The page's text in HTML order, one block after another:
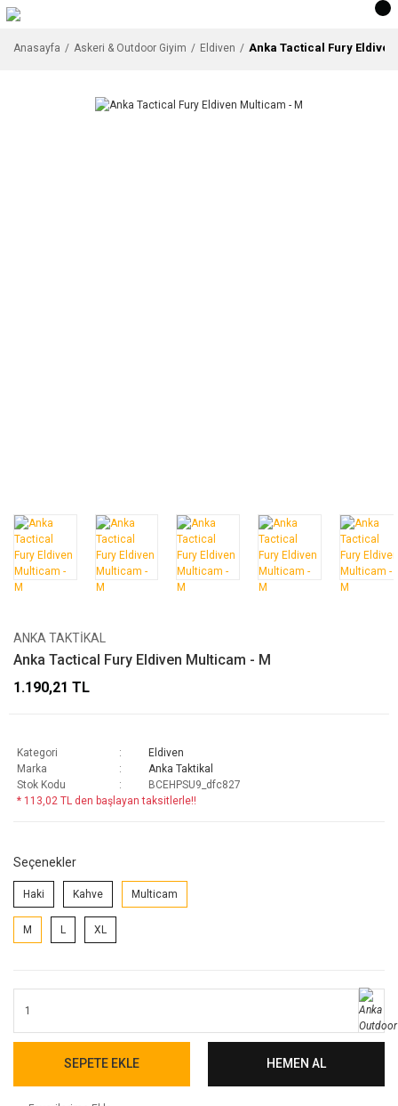
Anasayfa Askeri & Outdoor Giyim Eldiven Anka Tactical Fury
ANKA TAKTIKAL
Anka Tactical Fury Eldiven Multicam - M
1.190,21 TL
Kategori
Eldiven
Marka
Anka Taktikal
Stok Kodu
BCEHPSU9_dfc827
* 113,02 TL den başlayan taksitlerle!!
Seçenekler
Haki Kahve Multicam
M L XL
SEPETE EKLE HEMEN AL